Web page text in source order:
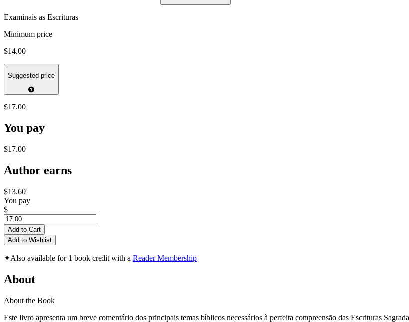
Examinais as Escrituras
Minimum price
$14.00
Suggested price
$17.00
You pay
$17.00
Author earns
$13.60
You pay
$
Add to Cart
Add to Wishlist
✦Also available for 1 book credit with a Reader Membership
About
About the Book
Este livro apresenta um breve comentário dos principais temas bíblicos necessários à perfeita compreensão das Escrituras